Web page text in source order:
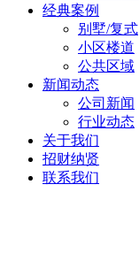
经典案例
别墅/复式
小区楼道
公共区域
新闻动态
公司新闻
行业动态
关于我们
招财纳贤
联系我们